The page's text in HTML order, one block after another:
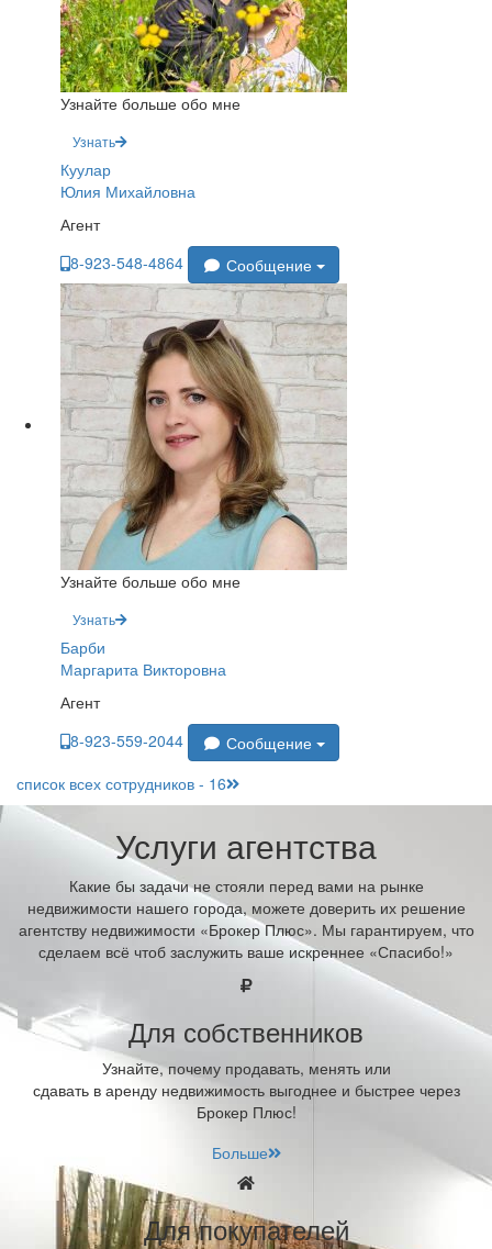
Узнайте больше обо мне
Узнать
Куулар
Юлия Михайловна
Агент
8-923-548-4864
Сообщение
Узнайте больше обо мне
Узнать
Барби
Маргарита Викторовна
Агент
8-923-559-2044
Сообщение
список всех сотрудников - 16
Услуги агентства
Какие бы задачи не стояли перед вами на рынке
недвижимости нашего города, можете доверить их решение
агентству недвижимости «Брокер Плюс». Мы гарантируем, что
сделаем всё чтоб заслужить ваше искреннее «Спасибо!»
Для собственников
Узнайте, почему продавать, менять или
сдавать в аренду недвижимость выгоднее и быстрее через
Брокер Плюс!
Больше
Для покупателей